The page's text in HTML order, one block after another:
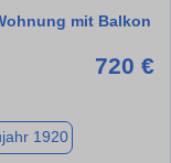
mit Balkon
720 €
1920